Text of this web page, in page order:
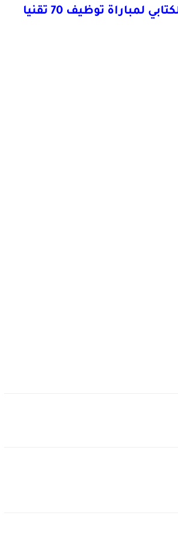
اللائحة النهائية للمترشحين المقبولين لاجتياز الاختبار الكتابي لمباراة توظيف 70 تقنيا